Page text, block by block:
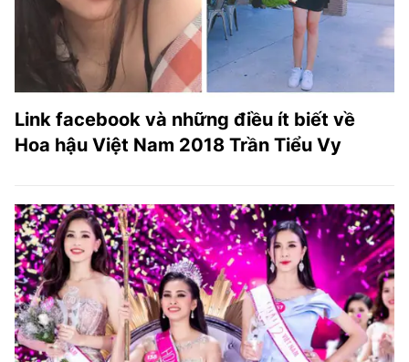
Link facebook và những điều ít biết về
Hoa hậu Việt Nam 2018 Trần Tiểu Vy